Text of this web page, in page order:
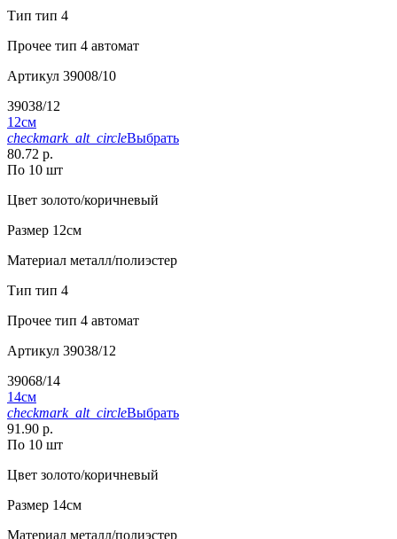
Тип тип 4
Прочее тип 4 автомат
Артикул 39008/10
39038/12
12см
checkmark_alt_circleВыбрать
80.72 р.
По 10 шт
Цвет золото/коричневый
Размер 12см
Материал металл/полиэстер
Тип тип 4
Прочее тип 4 автомат
Артикул 39038/12
39068/14
14см
checkmark_alt_circleВыбрать
91.90 р.
По 10 шт
Цвет золото/коричневый
Размер 14см
Материал металл/полиэстер